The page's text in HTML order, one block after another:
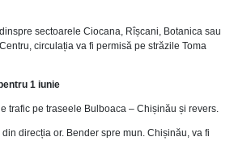
sectoarele Ciocana, Rîșcani, Botanica sau
circulația va fi permisă pe străzile Toma
1 iunie
trafic pe traseele Bulboaca – Chișinău și revers.
direcția or. Bender spre mun. Chișinău, va fi